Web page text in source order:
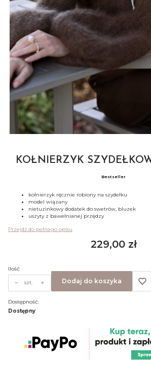
KOŁNIERZYK
Bestseller
kołnierzyk ręcznie robiony na szydełku
model wiązany
nietuzinkowy dodatek do swetrów, bluzek
uszyty z bawełnianej przędzy
Przejdź do pełnego opisu
Cena
229,00 zł
Ilość
szt. Dodaj do koszyka
Dostępność:
Dostępny